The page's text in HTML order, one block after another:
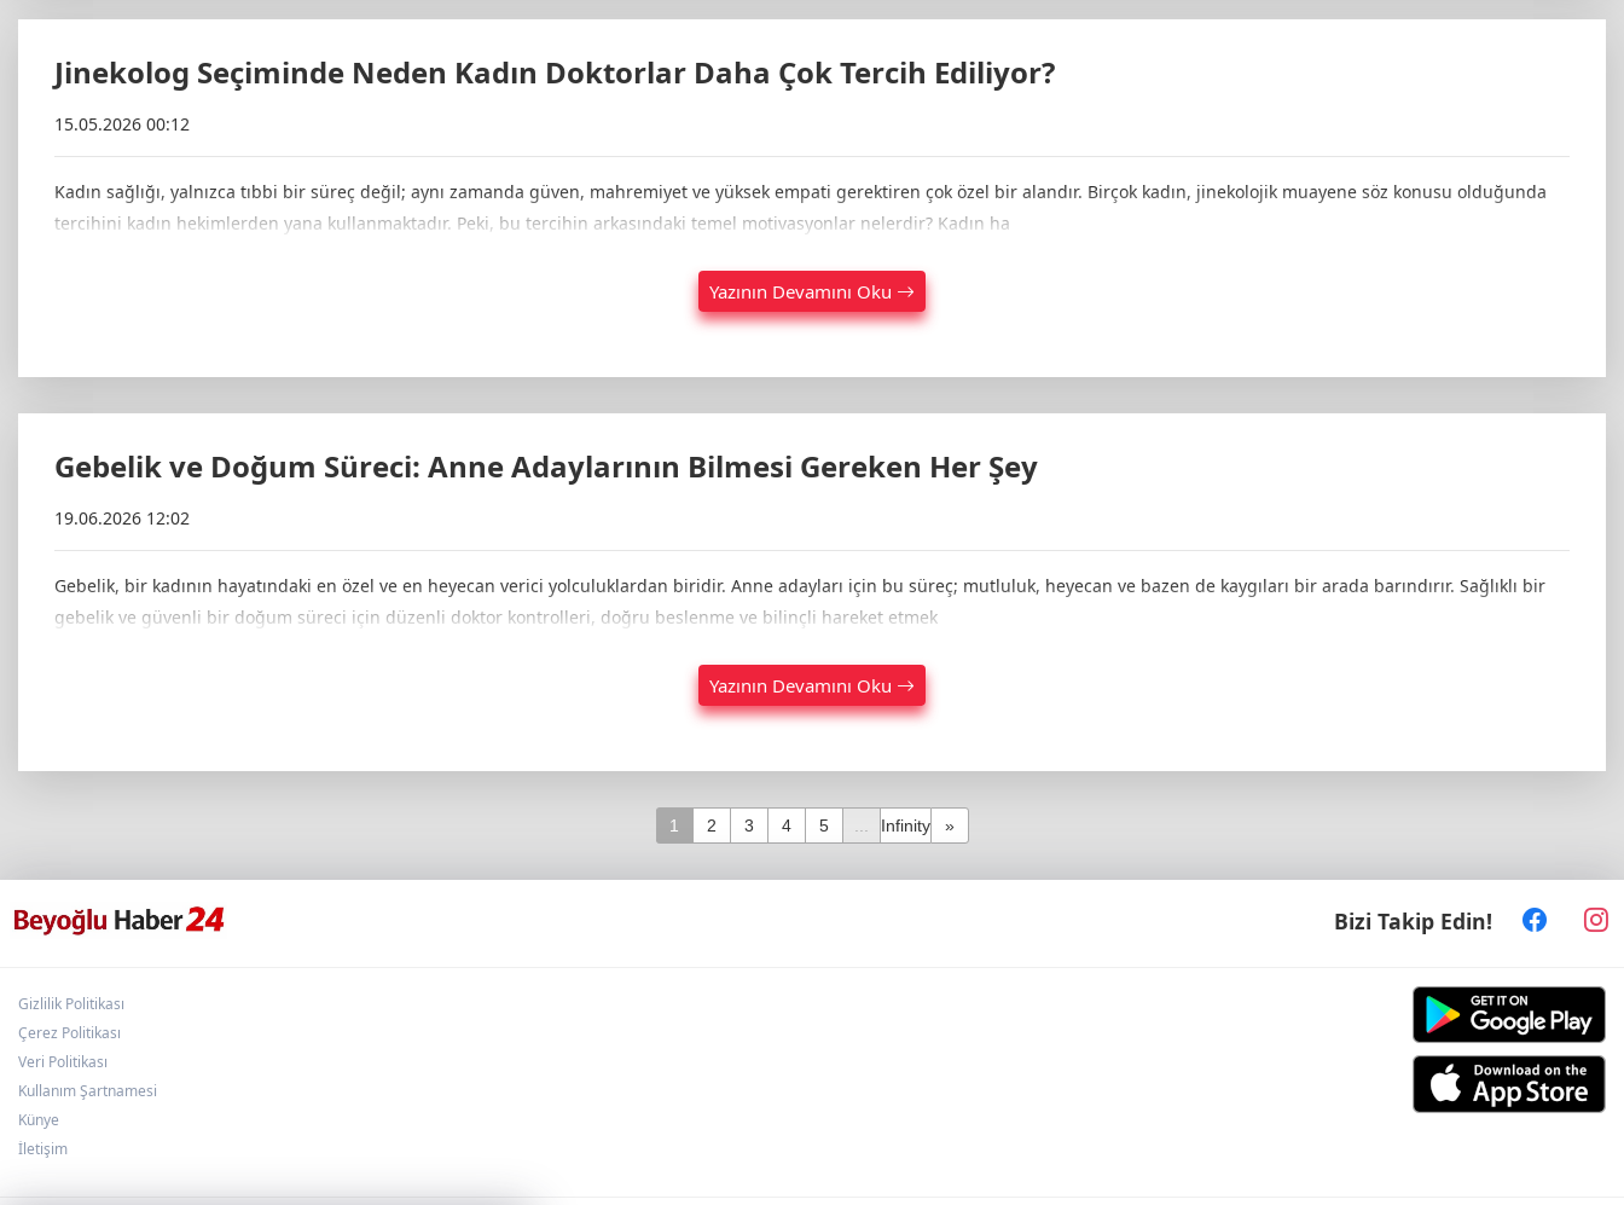
Jinekolog Seçiminde Neden Kadın Doktorlar Daha Çok Tercih Ediliyor?
15.05.2026 00:12
Kadın sağlığı, yalnızca tıbbi bir süreç değil; aynı zamanda güven, mahremiyet ve yüksek empati gerektiren çok özel bir alandır. Birçok kadın, jinekolojik muayene söz konusu olduğunda
tercihini kadın hekimlerden yana kullanmaktadır. Peki, bu tercihin arkasındaki temel motivasyonlar nelerdir? Kadın ha
Yazının Devamını Oku
Gebelik ve Doğum Süreci: Anne Adaylarının Bilmesi Gereken Her Şey
19.06.2026 12:02
Gebelik, bir kadının hayatındaki en özel ve en heyecan verici yolculuklardan biridir. Anne adayları için bu süreç; mutluluk, heyecan ve bazen de kaygıları bir arada barındırır. Sağlıklı bir
gebelik ve güvenli bir doğum süreci için düzenli doktor kontrolleri, doğru beslenme ve bilinçli hareket etmek
Yazının Devamını Oku
1 2 3 4 5 Infinity »
Bizi Takip Edin!
Gizlilik Politikası
Çerez Politikası
Veri Politikası
Kullanım Şartnamesi
Künye
İletişim